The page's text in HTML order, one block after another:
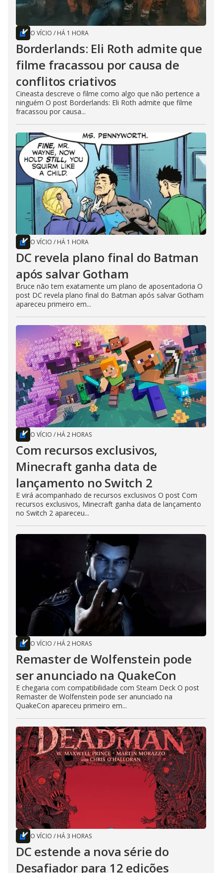
O VÍCIO / HÁ 1 HORA
Borderlands: Eli Roth admite que
filme fracassou por causa de
conflitos criativos
Cineasta descreve o filme como algo que não pertence a
ninguém O post Borderlands: Eli Roth admite que filme
fracassou por causa...
O VÍCIO / HÁ 1 HORA
DC revela plano final do Batman
após salvar Gotham
Bruce não tem exatamente um plano de aposentadoria O
post DC revela plano final do Batman após salvar Gotham
apareceu primeiro em...
O VÍCIO / HÁ 2 HORAS
Com recursos exclusivos,
Minecraft ganha data de
lançamento no Switch 2
E virá acompanhado de recursos exclusivos O post Com
recursos exclusivos, Minecraft ganha data de lançamento
no Switch 2 apareceu...
O VÍCIO / HÁ 2 HORAS
Remaster de Wolfenstein pode
ser anunciado na QuakeCon
E chegaria com compatibilidade com Steam Deck O post
Remaster de Wolfenstein pode ser anunciado na
QuakeCon apareceu primeiro em...
O VÍCIO / HÁ 3 HORAS
DC estende a nova série do
Desafiador para 12 edições